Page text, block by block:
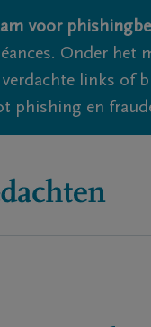
voor
Onder het
links of
phishing en